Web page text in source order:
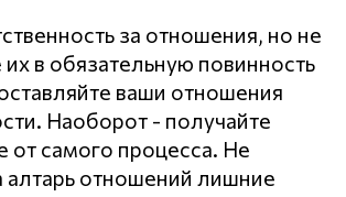
за отношения, но не
в обязательную повинность
ваши отношения
Наоборот - получайте
от самого процесса. Не
алтарь отношений лишние